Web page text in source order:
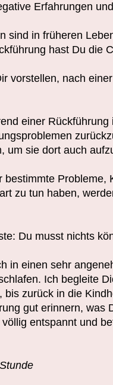
Erfahrungen
sind in früheren
hast Du die
vorstellen, nach
einer
um sie dort auch
bestimmte Probleme,
zu tun haben,
Du musst nichts
in einen sehr
Ich begleite
bis zurück in die
gut erinnern, was
entspannt und